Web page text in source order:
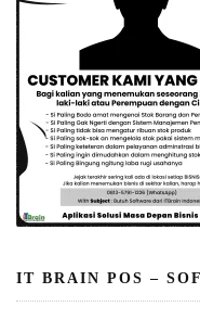
IT BRAIN POS –